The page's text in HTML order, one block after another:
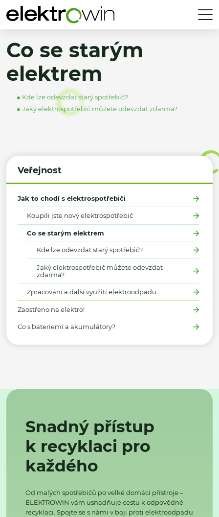
Veřejnost
Jak to chodí s elektrospotřebiči
Koupili jste nový elektrospotřebič
Co se starým elektrem
Kde lze odevzdat starý spotřebič?
Jaký elektrospotřebič můžete odevzdat
zdarma?
Zpracování a další využití elektroodpadu
Zaostřeno na elektro!
Co s bateriemi a akumulátory?
Co se starým
elektrem
Kde lze odevzdat starý spotřebič?
Jaký elektrospotřebič můžete odevzdat zdarma?
Snadný přístup
k recyklaci pro
každého
Od malých spotřebičů po velké domácí přístroje –
ELEKTROWIN vám usnadňuje cestu k odpovědné
recyklaci. Spojte se s námi v boji proti elektroodpadu